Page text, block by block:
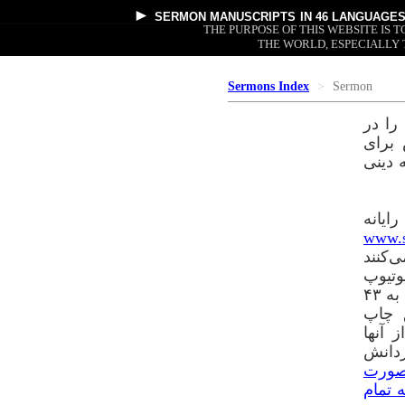
► SERMON MANUSCRIPTS IN 46 LANGUAGES
THE PURPOSE OF THIS WEBSITE IS
THE WORLD, ESPECIALLY
Sermons Index Sermon
در
برای
دینی
افراد را به وبسایتمان هدایت می‌کند. متن دستنویس خطابه‌ها هر ماه به ۴۳
چاپ
آنها
تمام